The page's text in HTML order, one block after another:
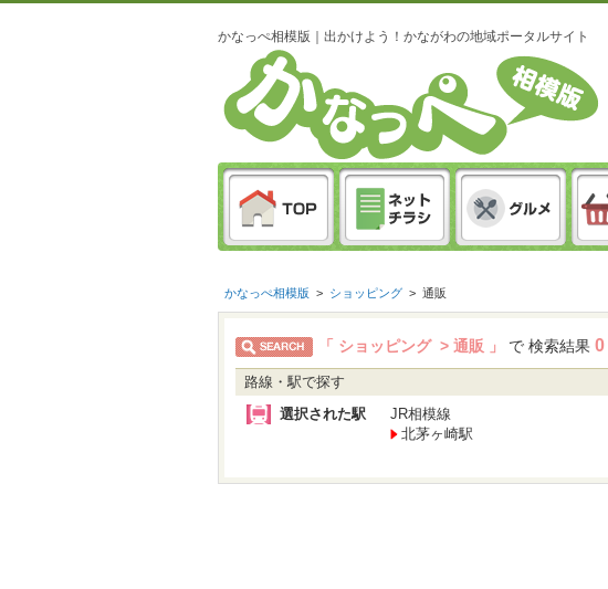
かなっぺ相模版｜出かけよう！かながわの地域ポータルサイト
かなっぺ相模版 > ショッピング > 通販
「 ショッピング > 通販 」 で 検索結果 0
路線・駅で探す
選択された駅
JR相模線
北茅ヶ崎駅